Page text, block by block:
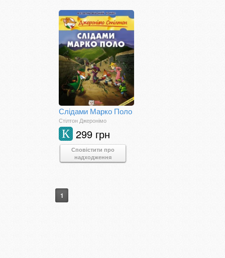
Слідами Марко Поло
Стілтон Джеронімо
299 грн
К
Сповістити про
надходження
1